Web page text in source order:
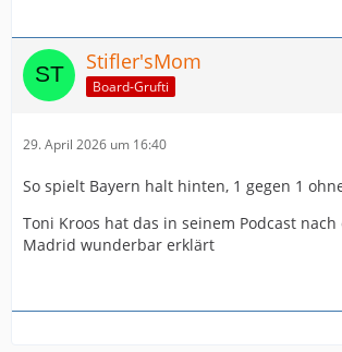
Stifler'sMom
Board-Grufti
29. April 2026 um 16:40
So spielt Bayern halt hinten, 1 gegen 1
Toni Kroos hat das in seinem Podcast
Madrid wunderbar erklärt